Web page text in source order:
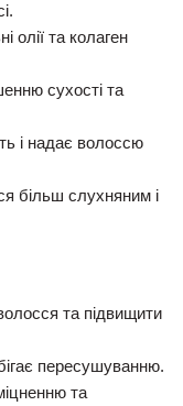
олії та колаген
сухості та
і надає волоссю
більш слухняним і
та підвищити
пересушуванню.
та